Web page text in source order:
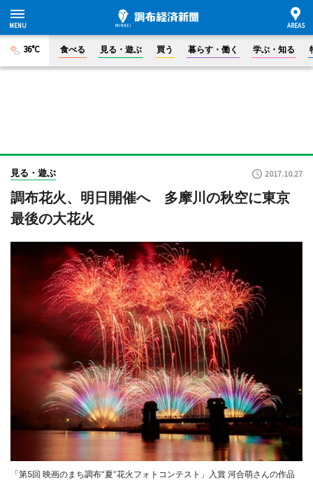
36°C 食べる 見る・遊ぶ 買う 暮らす・働く 学ぶ・知る
見る・遊ぶ 2017.10.27
調布花火、明日開催へ 多摩川の秋空に東京
最後の大花火
「第5回 映画のまち調布“夏”花火フォトコンテスト」入賞 河合萌さんの作品